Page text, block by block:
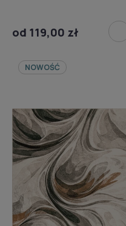
od 119,00 zł
NOWOŚĆ